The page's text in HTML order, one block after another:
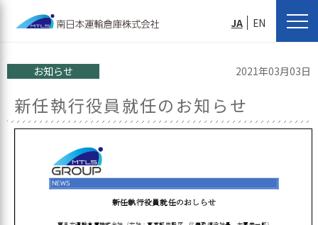
JA EN
お知らせ 2021年03月03日
新任執行役員就任のお知らせ